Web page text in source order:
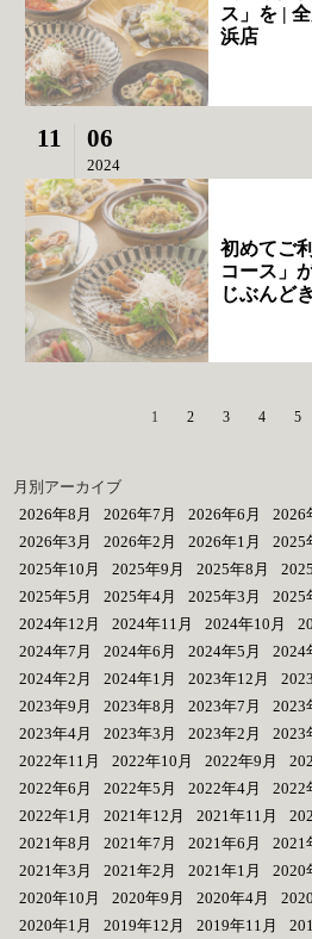
ス」を |
浜店
11 06
2024
初めてご
コース」
じぶんど
1 2 3 4 5
月別アーカイブ
2026年8月
2026年7月 2026年6月 2026
2026年3月
2026年2月 2026年1月 2025
2025年10月
2025年9月 2025年8月
2025年5月
2025年4月 2025年3月 2025
2024年12月
2024年11月 2024年10月
2024年7月
2024年6月 2024年5月 2024
2024年2月
2024年1月 2023年12月
2023年9月
2023年8月 2023年7月 2023
2023年4月
2023年3月 2023年2月 2023
2022年11月
2022年10月 2022年9月
2022年6月
2022年5月 2022年4月 2022
2022年1月
2021年12月 2021年11月
2021年8月
2021年7月 2021年6月 2021
2021年3月
2021年2月 2021年1月 2020
2020年10月
2020年9月 2020年4月
2020年1月
2019年12月 2019年11月